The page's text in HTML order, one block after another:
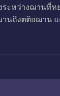
ะหว่างฌานที่ห
นถึงตติยฌาน